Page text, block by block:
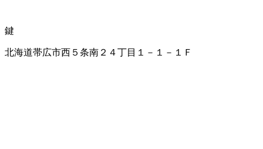
鍵
北海道帯広市西５条南２４丁目１－１－１Ｆ